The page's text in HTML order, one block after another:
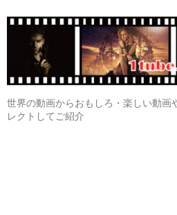
世界の動画からおもしろ・楽しい動画
レクトしてご紹介